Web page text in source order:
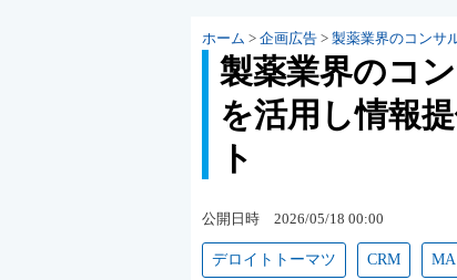
ホーム > 企画広告 > 製薬業界のコンサ
製薬業界のコ
を活用し情報
ト
公開日時 2026/05/18 00:00
デロイトトーマツ CRM MA